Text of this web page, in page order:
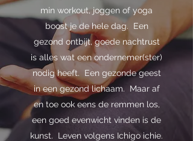
min workout, joggen of yoga
boost je de hele dag. Een
gezond ontbijt, goede nachtrust
is alles wat een ondernemer(ster)
nodig heeft. Een gezonde geest
in een gezond lichaam. Maar af
en toe ook eens de remmen los,
een goed evenwicht vinden is de
kunst. Leven volgens Ichigo ichie.